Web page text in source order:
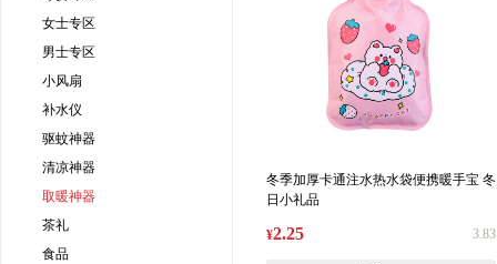
女士专区
男士专区
小风扇
补水仪
驱蚊神器
清凉神器
取暖神器
茶礼
食品
冬季加厚卡通注水热水袋便携暖手宝 冬
日小礼品
¥2.25 3.83